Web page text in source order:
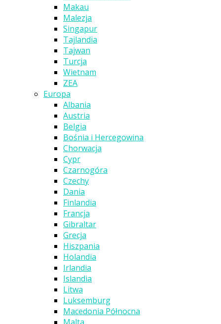
Makau
Malezja
Singapur
Tajlandia
Tajwan
Turcja
Wietnam
ZEA
Europa
Albania
Austria
Belgia
Bośnia i Hercegowina
Chorwacja
Cypr
Czarnogóra
Czechy
Dania
Finlandia
Francja
Gibraltar
Grecja
Hiszpania
Holandia
Irlandia
Islandia
Litwa
Luksemburg
Macedonia Północna